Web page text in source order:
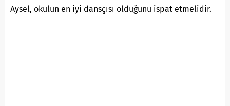
Aysel, okulun en iyi dansçısı olduğunu ispat etmelidir.